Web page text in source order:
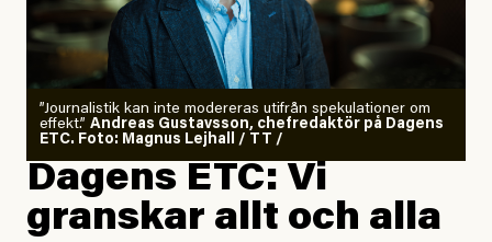
”Journalistik kan inte modereras utifrån spekulationer om
effekt.” Andreas Gustavsson, chefredaktör på Dagens
ETC. Foto: Magnus Lejhall / TT /
Dagens ETC: Vi
granskar allt och alla